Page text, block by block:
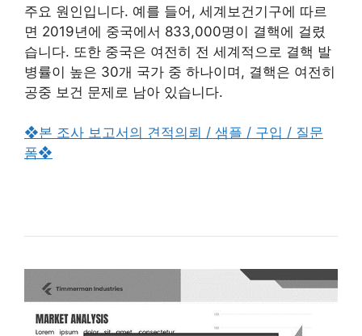
주요 원인입니다. 예를 들어, 세계보건기구에 따르
면 2019년에 중국에서 833,000명이 결핵에 걸렸
습니다. 또한 중국은 여전히 전 세계적으로 결핵 발
병률이 높은 30개 국가 중 하나이며, 결핵은 여전히
공중 보건 문제로 남아 있습니다.
❖본 조사 보고서의 견적의뢰 / 샘플 / 구입 / 질문
폼❖